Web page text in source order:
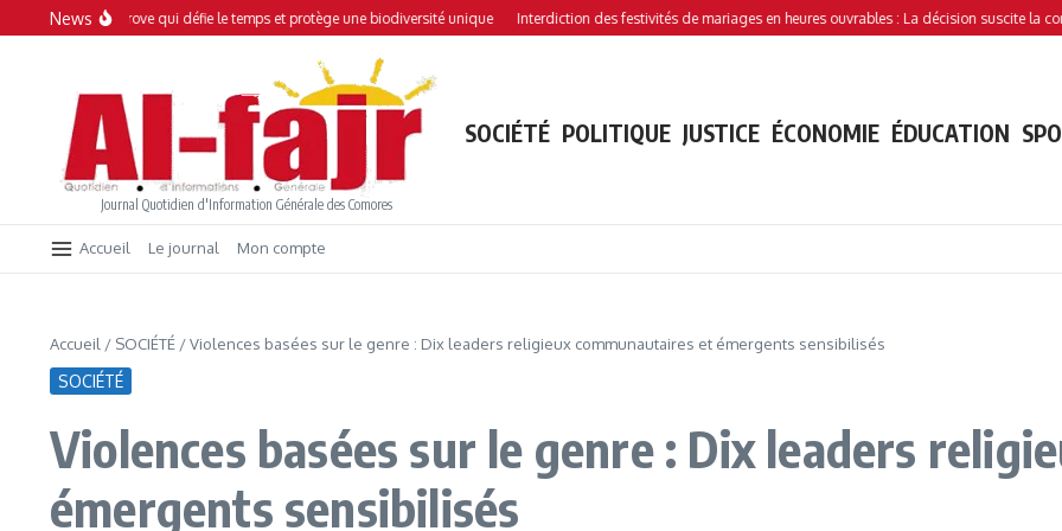
Aller au contenu
News
mangrove qui défie le temps et protège une biodiversité unique Interdiction des festivités de mariages en heures ouvrables : La décision suscite la controverse
Journal Quotidien d'Information Générale des Comores
SOCIÉTÉ POLITIQUE JUSTICE ÉCONOMIE ÉDUCATION
Accueil Le journal Mon compte
Accueil / SOCIÉTÉ /Violences basées sur le genre : Dix leaders religieux communautaires et émergents sensibilisés
SOCIÉTÉ
Violences basées sur le genre : Dix leaders
émergents sensibilisés